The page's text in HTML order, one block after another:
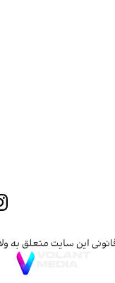
این سایت متعلق به